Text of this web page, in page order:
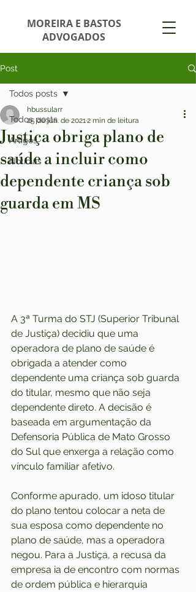
MOREIRA E BASTOS
ADVOGADOS
Post
Todos posts
Artigos
Notícias
Todos posts
Justiça obriga plano de
saúde a incluir como
dependente criança sob
guarda em MS
hbussularr
25 de jun. de 20212 min de leitura
A 3ª Turma do STJ (Superior Tribunal
de Justiça) decidiu que uma
operadora de plano de saúde é
obrigada a atender como
dependente uma criança sob guarda
do titular, mesmo que não seja
dependente direto. A decisão é
baseada em argumentação da
Defensoria Pública de Mato Grosso
do Sul que enxerga a relação como
vínculo familiar afetivo.
Conforme apurado, um idoso titular
do plano tentou colocar a neta de
sua esposa como dependente no
plano de saúde, mas a operadora
negou. Para a Justiça, a recusa da
empresa ia de encontro com normas
de ordem pública e hierarquia